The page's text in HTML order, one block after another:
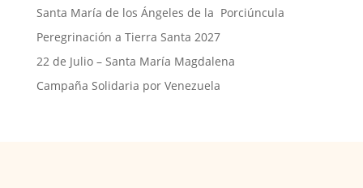
Santa María de los Ángeles de la Porciúncula
Peregrinación a Tierra Santa 2027
22 de Julio – Santa María Magdalena
Campaña Solidaria por Venezuela